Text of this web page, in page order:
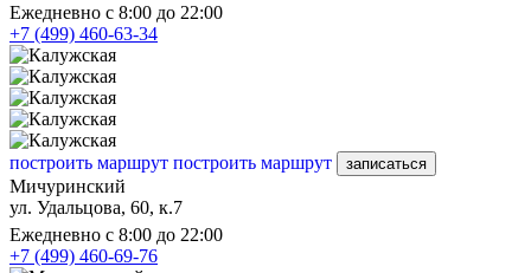
Ежедневно с 8:00 до 22:00
+7 (499) 460-63-34
построить маршрут построить маршрут записаться
Мичуринский
ул. Удальцова, 60, к.7
Ежедневно с 8:00 до 22:00
+7 (499) 460-69-76